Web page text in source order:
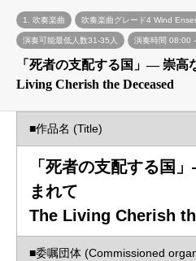
1. 吹奏楽曲 吹奏楽曲グレード4 Wind
演奏可能最低人数31-35人 演奏時間 08:00
「死者の支配する国」― 崇
Living Cherish the Deceased
■作品名 (Title)
「死者の支配する国
まれて
The Living Cherish
■委嘱団体 (Commissioned